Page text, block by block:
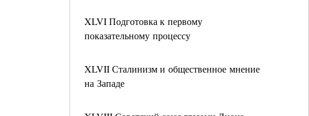
XLVI Подготовка к первому
показательному процессу
XLVII Сталинизм и общественное мнение
на Западе